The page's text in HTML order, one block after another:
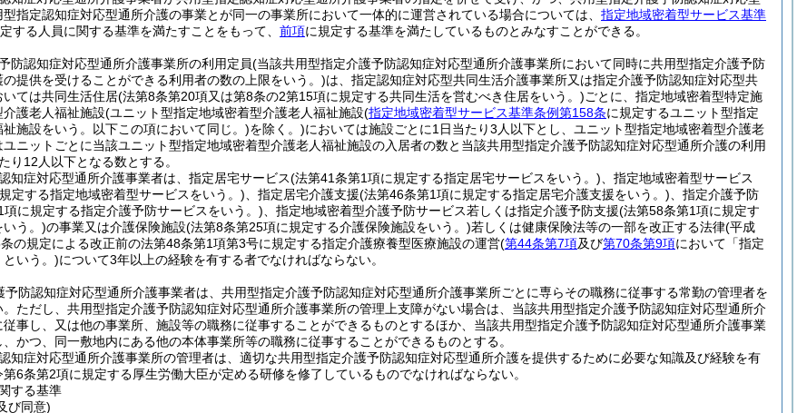
指定認知症対応型通所介護の事業とが同一の事業所において一体的に運営されている場合については、 指定地域密着型サービス基準
する人員に関する基準を満たすことをもって、 前項に規定する基準を満たしているものとみなすことができる。
防認知症対応型通所介護事業所の利用定員(当該共用型指定介護予防認知症対応型通所介護事業所において同時に共用型指定介護予防
提供を受けることができる利用者の数の上限をいう。)は、指定認知症対応型共同生活介護事業所又は指定介護予防認知症対応型共
ては共同生活住居(法第8条第20項又は第8条の2第15項に規定する共同生活を営むべき住居をいう。)ごとに、指定地域密着型特定施
護老人福祉施設(ユニット型指定地域密着型介護老人福祉施設(指定地域密着型サービス基準条例第158条に規定するユニット型指定
施設をいう。以下この項において同じ。)を除く。)においては施設ごとに1日当たり3人以下とし、ユニット型指定地域密着型介護老
ユニットごとに当該ユニット型指定地域密着型介護老人福祉施設の入居者の数と当該共用型指定介護予防認知症対応型通所介護の利用
り12人以下となる数とする。
知症対応型通所介護事業者は、指定居宅サービス(法第41条第1項に規定する指定居宅サービスをいう。) 、指定地域密着型サービス
定する指定地域密着型サービスをいう。) 、指定居宅介護支援(法第46条第1項に規定する指定居宅介護支援をいう。) 、指定介護予防
に規定する指定介護予防サービスをいう。) 、指定地域密着型介護予防サービス若しくは指定介護予防支援(法第58条第1項に規定す
いう。)の事業又は介護保険施設(法第8条第25項に規定する介護保険施設をいう。)若しくは健康保険法等の一部を改正する法律(平成
の規定による改正前の法第48条第1項第3号に規定する指定介護療養型医療施設の運営(第44条第7項及び第70条第9項において「指定
という。)について3年以上の経験を有する者でなければならない。
予防認知症対応型通所介護事業者は、共用型指定介護予防認知症対応型通所介護事業所ごとに専らその職務に従事する常勤の管理者を
ただし、共用型指定介護予防認知症対応型通所介護事業所の管理上支障がない場合は、当該共用型指定介護予防認知症対応型通所介
事し、又は他の事業所、施設等の職務に従事することができるものとするほか、当該共用型指定介護予防認知症対応型通所介護事業
かつ、同一敷地内にある他の本体事業所等の職務に従事することができるものとする。
知症対応型通所介護事業所の管理者は、適切な共用型指定介護予防認知症対応型通所介護を提供するために必要な知識及び経験を有
6条第2項に規定する厚生労働大臣が定める研修を修了しているものでなければならない。
する基準
び同意)